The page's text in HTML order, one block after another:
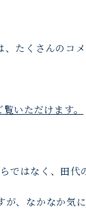
たくさんのコ
いただけます。
ではなく、田代
、なかなか気に